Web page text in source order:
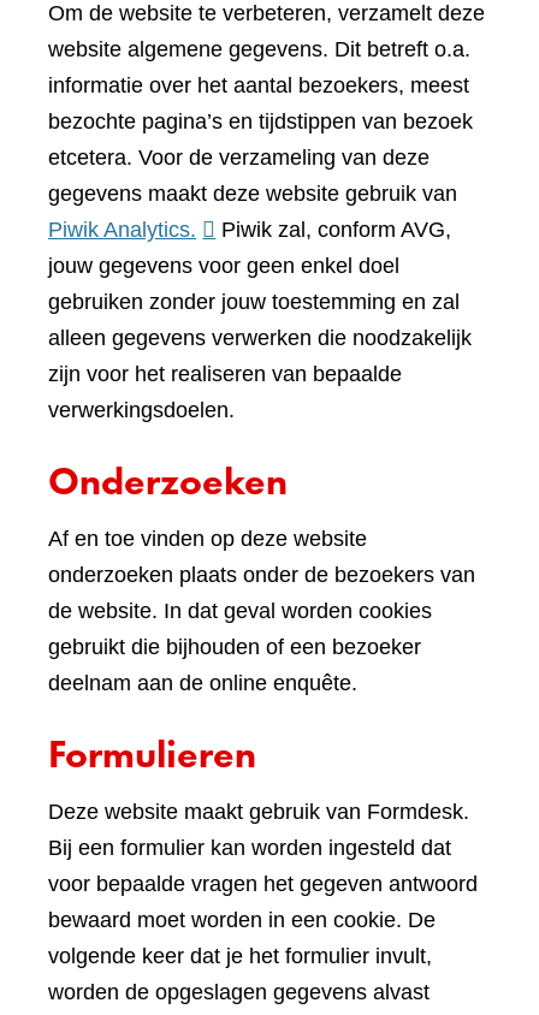
Om de website te verbeteren, verzamelt deze
website algemene gegevens. Dit betreft o.a.
informatie over het aantal bezoekers, meest
bezochte pagina’s en tijdstippen van bezoek
etcetera. Voor de verzameling van deze
gegevens maakt deze website gebruik van
Piwik Analytics. (verwijst
naar
een
andere
website)
Piwik zal, conform AVG,
jouw gegevens voor geen enkel doel
gebruiken zonder jouw toestemming en zal
alleen gegevens verwerken die noodzakelijk
zijn voor het realiseren van bepaalde
verwerkingsdoelen.
Onderzoeken
Af en toe vinden op deze website
onderzoeken plaats onder de bezoekers van
de website. In dat geval worden cookies
gebruikt die bijhouden of een bezoeker
deelnam aan de online enquête.
Formulieren
Deze website maakt gebruik van Formdesk.
Bij een formulier kan worden ingesteld dat
voor bepaalde vragen het gegeven antwoord
bewaard moet worden in een cookie. De
volgende keer dat je het formulier invult,
worden de opgeslagen gegevens alvast